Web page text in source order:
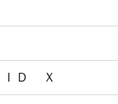
ＩＤ Ｘ